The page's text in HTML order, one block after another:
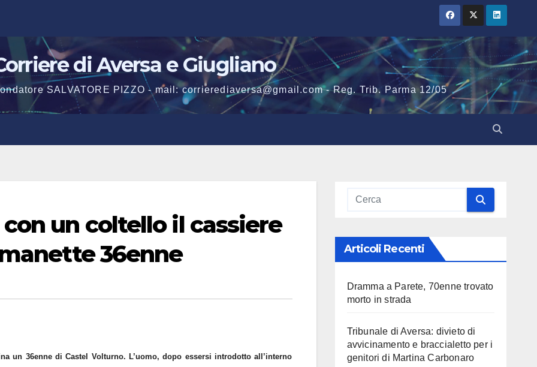
di Aversa e Giugliano
SALVATORE PIZZO - mail: corrierediaversa@gmail.com - Reg. Trib. Parma 12/05
un coltello il cassiere
36enne
un 36enne di Castel Volturno. L’uomo, dopo essersi introdotto all’interno
Articoli Recenti
Dramma a Parete, 70enne trovato
morto in strada
Tribunale di Aversa: divieto di
avvicinamento e braccialetto per i
genitori di Martina Carbonaro